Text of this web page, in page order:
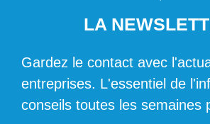
LA
Gardez le contact avec
entreprises. L'essentiel de
conseils toutes les semaines